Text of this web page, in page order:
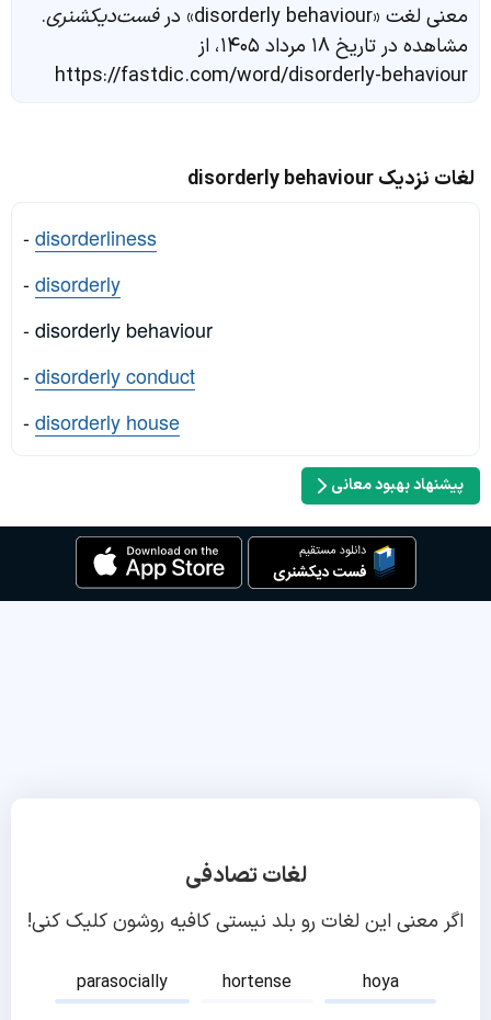
معنی لغت «disorderly behaviour» در فست‌دیکشنری.
مشاهده در تاریخ ۱۸ مرداد ۱۴۰۵، از
https://fastdic.com/word/disorderly-behaviour
لغات نزدیک disorderly behaviour
-disorderliness
-disorderly
- disorderly behaviour
-disorderly conduct
-disorderly house
پیشنهاد بهبود معانی
لغات تصادفی
اگر معنی این لغات رو بلد نیستی کافیه روشون کلیک کنی!
parasocially hortense
hoya